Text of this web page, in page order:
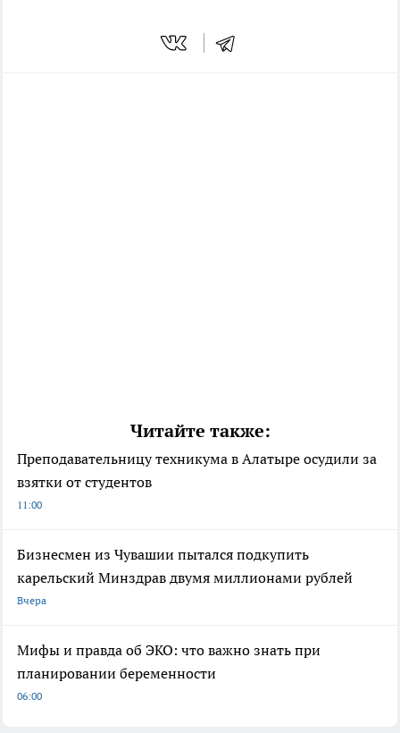
Читайте также:
Преподавательницу техникума в Алатыре осудили за
взятки от студентов
11:00
Бизнесмен из Чувашии пытался подкупить
карельский Минздрав двумя миллионами рублей
Вчера
Мифы и правда об ЭКО: что важно знать при
планировании беременности
06:00